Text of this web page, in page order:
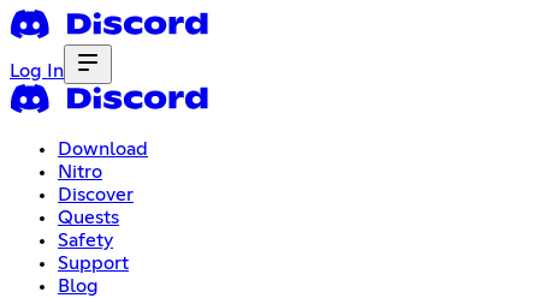
Log In
Download
Nitro
Discover
Quests
Safety
Support
Blog